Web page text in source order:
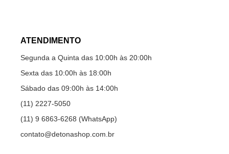
ATENDIMENTO
Segunda a Quinta das 10:00h às 20:00h
Sexta das 10:00h às 18:00h
Sábado das 09:00h às 14:00h
(11) 2227-5050
(11) 9 6863-6268 (WhatsApp)
contato@detonashop.com.br